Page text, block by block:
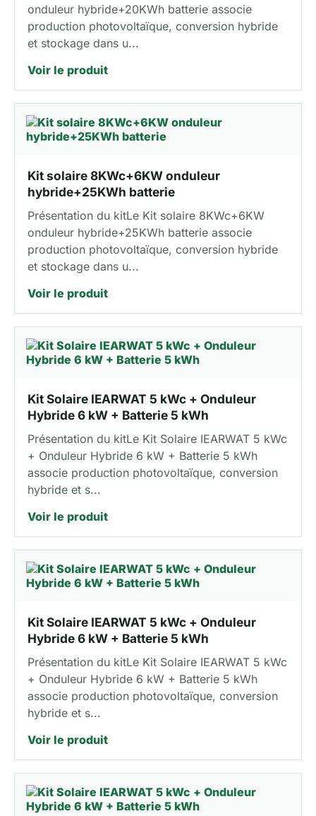
onduleur hybride+20KWh batterie associe
production photovoltaïque, conversion hybride
et stockage dans u...
Voir le produit
Kit solaire 8KWc+6KW onduleur
hybride+25KWh batterie
Présentation du kitLe Kit solaire 8KWc+6KW
onduleur hybride+25KWh batterie associe
production photovoltaïque, conversion hybride
et stockage dans u...
Voir le produit
Kit Solaire IEARWAT 5 kWc + Onduleur
Hybride 6 kW + Batterie 5 kWh
Présentation du kitLe Kit Solaire IEARWAT 5 kWc
+ Onduleur Hybride 6 kW + Batterie 5 kWh
associe production photovoltaïque, conversion
hybride et s...
Voir le produit
Kit Solaire IEARWAT 5 kWc + Onduleur
Hybride 6 kW + Batterie 5 kWh
Présentation du kitLe Kit Solaire IEARWAT 5 kWc
+ Onduleur Hybride 6 kW + Batterie 5 kWh
associe production photovoltaïque, conversion
hybride et s...
Voir le produit